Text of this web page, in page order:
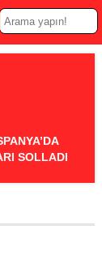
SOLLADI